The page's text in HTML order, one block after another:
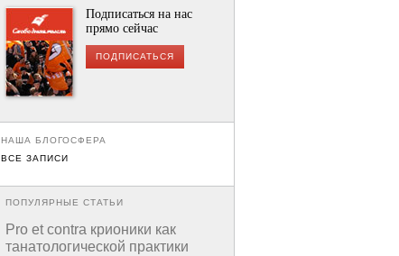
Подписаться на нас
прямо сейчас
ПОДПИСАТЬСЯ
НАША БЛОГОСФЕРА
ВСЕ ЗАПИСИ
ПОПУЛЯРНЫЕ СТАТЬИ
Pro et contra крионики как
танатологической практики